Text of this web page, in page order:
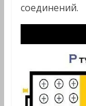
соединений.